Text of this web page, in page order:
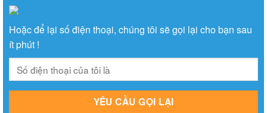
Hoặc để lại số điện thoại, chúng tôi sẽ gọi lại cho bạn sau
ít phút !